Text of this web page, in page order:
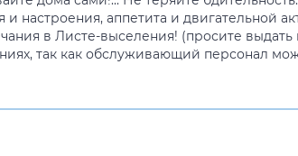
аппетита и двигательной
в Листе-выселения! (просите
так как обслуживающий персонал